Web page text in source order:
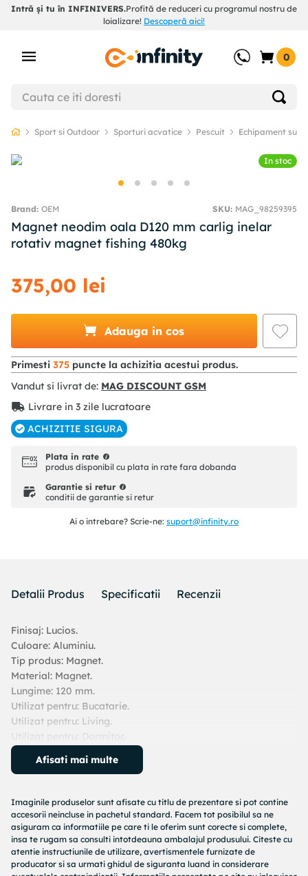
Intră și tu în INFINIVERS.Profită de reduceri cu programul nostru de
loializare! Descoperă aici!
0
Sport si Outdoor Sporturi acvatice Pescuit Echipament
In stoc
OEM SKU: MAG_98259395
Magnet neodim oala D120 mm carlig inelar
rotativ magnet fishing 480kg
375,00 lei
Adauga in cos
Primesti 375 puncte la achizitia acestui produs.
Vandut si livrat de: MAG DISCOUNT GSM
Livrare in 3 zile lucratoare
ACHIZITIE SIGURA
Plata in rate
produs disponibil cu plata in rate fara dobanda
Garantie si retur
conditii de garantie si retur
Ai o intrebare? Scrie-ne: suport@infinity.ro
Detalii Produs Specificatii Recenzii
Finisaj: Lucios.
Culoare: Aluminiu.
Tip produs: Magnet.
Material: Magnet.
Lungime: 120 mm.
Utilizat pentru: Bucatarie.
Utilizat pentru: Living.
Utilizat pentru: Hol.
Utilizat pentru: Birou.
Tip glisiera: Cu role.
Tip balama: Aplicata.
Afisati mai multe
Imaginile produselor sunt afisate cu titlu de prezentare si pot contine
accesorii neincluse in pachetul standard. Facem tot posibilul sa ne
asiguram ca informatiile pe care ti le oferim sunt corecte si complete,
insa te rugam sa consulti intotdeauna ambalajul produsului. Citeste cu
atentie instructiunile de utilizare, avertismentele furnizate de
producator si sa urmati ghidul de siguranta luand in considerare